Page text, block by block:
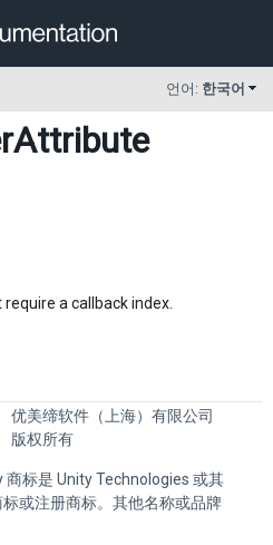
언어: 한국어
a callback index.
优美缔软件（上海）有限公司
版权所有
标是 Unity Technologies 或其
或注册商标。其他名称或品牌